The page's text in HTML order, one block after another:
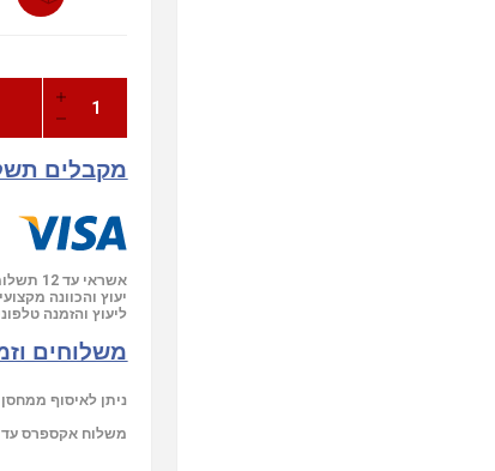
מקבלים
אשראי עד 12 תשלומים ללא ריבית.
יעוץ והכוונה
ליעוץ והזמנה
משלוחים
ניתן לאיסוף ממחסן ראשי ,הירקון
משלוח אקספרס